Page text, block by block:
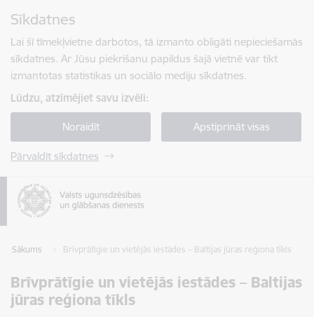
Sīkdatnes
Lai šī tīmekļvietne darbotos, tā izmanto obligāti nepieciešamās
sīkdatnes. Ar Jūsu piekrišanu papildus šajā vietnē var tikt
izmantotas statistikas un sociālo mediju sīkdatnes.
Lūdzu, atzīmējiet savu izvēli:
Noraidīt Apstiprināt visas
Pārvaldīt sīkdatnes
Sākums Brīvprātīgie un vietējās iestādes – Baltijas jūras reģiona tīkls
Brīvprātīgie un vietējās iestādes – Baltijas
jūras reģiona tīkls